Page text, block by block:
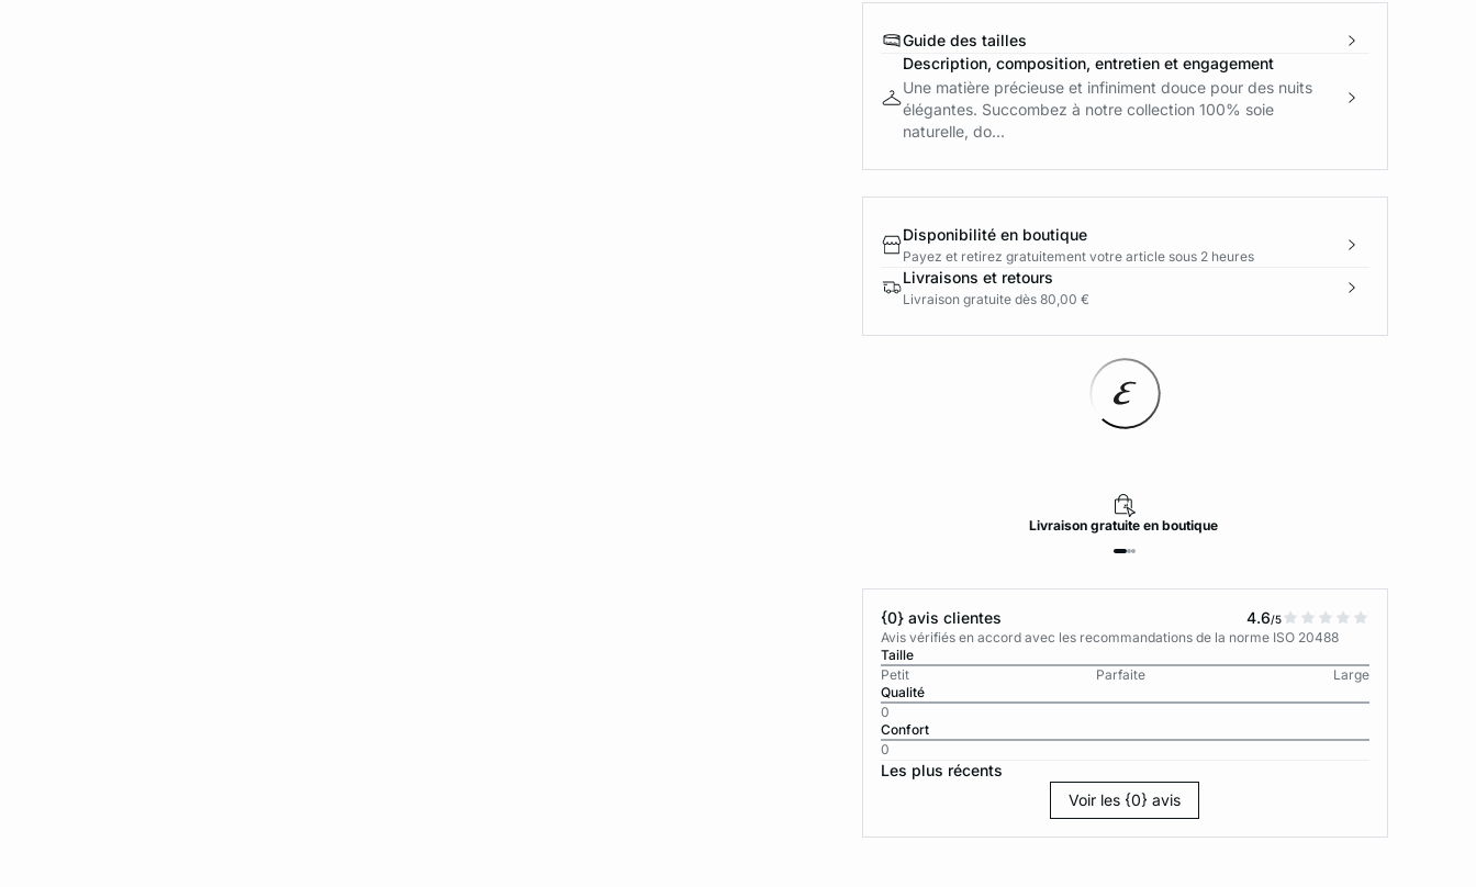
Guide des tailles
Description, composition, entretien et engagement
Une matière précieuse et infiniment douce pour des nuits
élégantes. Succombez à notre collection 100% soie
naturelle, do...
Disponibilité en boutique
Payez et retirez gratuitement votre article sous 2 heures
Livraisons et retours
Livraison gratuite dès 80,00 €
Livraison gratuite en boutique
{0} avis clientes 4.6/5
Avis vérifiés en accord avec les recommandations de la norme ISO 20488
Taille
Petit
Parfaite
Large
Qualité
0
Confort
0
Les plus récents
Voir les {0} avis